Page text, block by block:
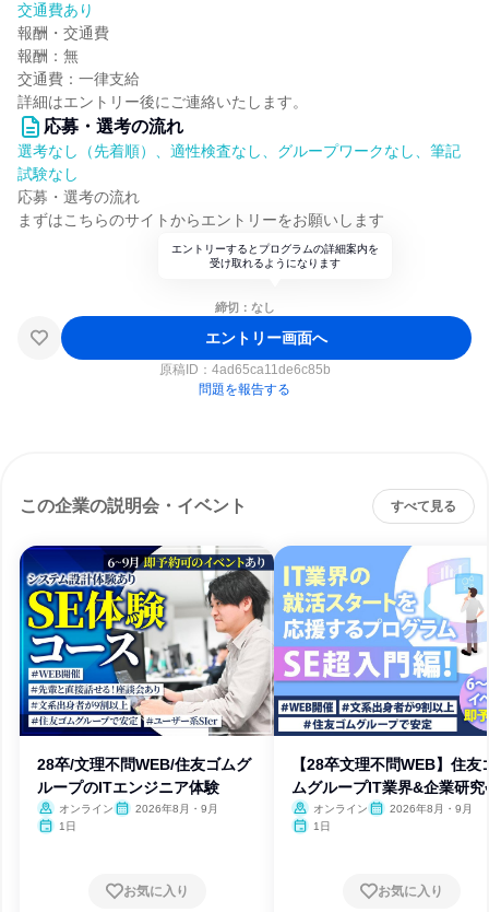
交通費あり
報酬・交通費
報酬：無
交通費：一律支給
詳細はエントリー後にご連絡いたします。
応募・選考の流れ
選考なし（先着順）、適性検査なし、グループワークなし、筆記
試験なし
応募・選考の流れ
まずはこちらのサイトからエントリーをお願いします
エントリーするとプログラムの詳細案内を
受け取れるようになります
締切：なし
エントリー画面へ
原稿ID： 4ad65ca11de6c85b
問題を報告する
この企業の説明会・イベント すべて見る
28卒/文理不問WEB/住友ゴムグ
ループのITエンジニア体験
オンライン
2026年8月・9月
1日
お気に入り
【28卒文理不問WEB】住友
ムグループIT業界&企業研究
オンライン
2026年8月・9月
1日
お気に入り